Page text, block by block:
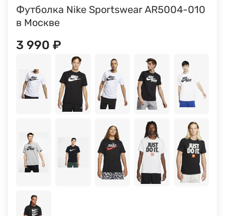
Футболка Nike Sportswear AR5004-010
в Москве
3 990 ₽